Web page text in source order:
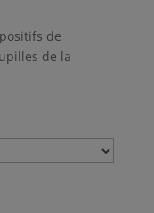
de
de la